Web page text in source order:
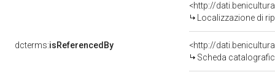
<http://
Localizzazione di
dcterms:isReferencedBy
<http://
Scheda